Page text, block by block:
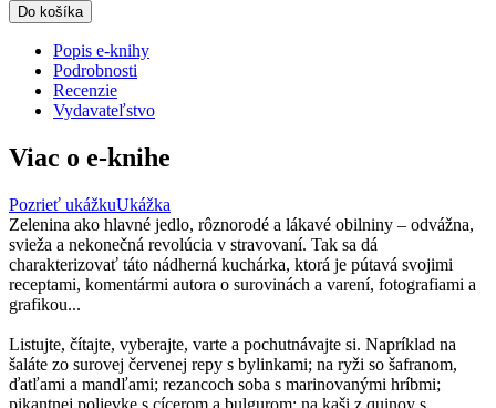
Do košíka
Popis e-knihy
Podrobnosti
Recenzie
Vydavateľstvo
Viac o e-knihe
Pozrieť ukážkuUkážka
Zelenina ako hlavné jedlo, rôznorodé a lákavé obilniny – odvážna,
svieža a nekonečná revolúcia v stravovaní. Tak sa dá
charakterizovať táto nádherná kuchárka, ktorá je pútavá svojimi
receptami, komentármi autora o surovinách a varení, fotografiami a
grafikou...
Listujte, čítajte, vyberajte, varte a pochutnávajte si. Napríklad na
šaláte zo surovej červenej repy s bylinkami; na ryži so šafranom,
ďatľami a mandľami; rezancoch soba s marinovanými hríbmi;
pikantnej polievke s cícerom a bulgurom; na kaši z quinoy s